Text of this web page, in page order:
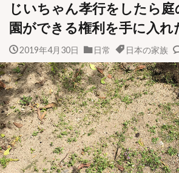
じいちゃん孝行をしたら
園ができる権利を手に入れ
2019年4月30日 日常 日本の家族